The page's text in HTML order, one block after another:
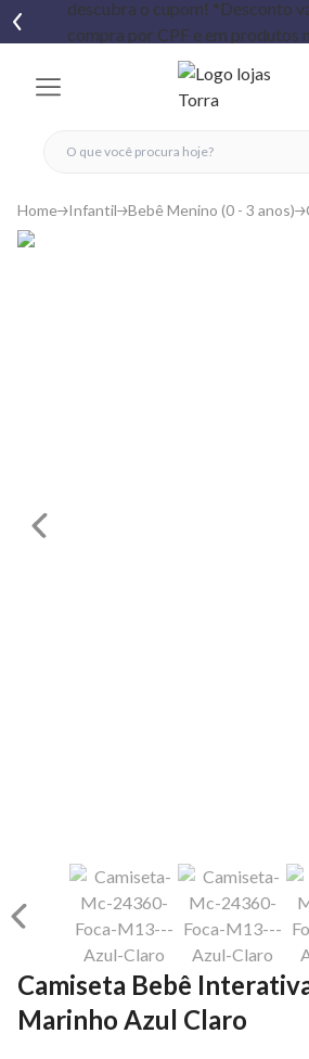
fechar menu
fechar menu
favoritos
Home Infantil Bebê Menino (0 - 3 anos)
Camiseta Bebê
Marinho Azul Claro